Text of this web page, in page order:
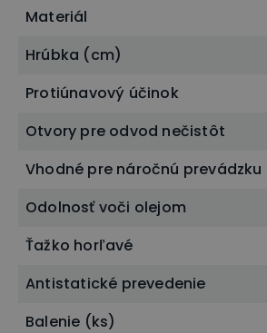
Materiál
Hrúbka (cm)
Protiúnavový účinok
Otvory pre odvod nečistôt
Vhodné pre náročnú prevádzku
Odolnosť voči olejom
Ťažko horľavé
Antistatické prevedenie
Balenie (ks)